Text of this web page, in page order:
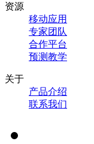
资源
移动应用
专家团队
合作平台
预测教学
关于
产品介绍
联系我们